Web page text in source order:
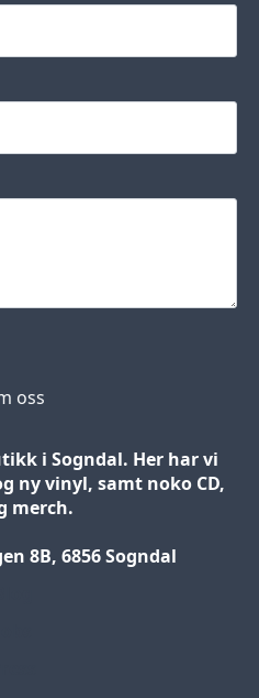
oss
i Sogndal. Her har vi
ny vinyl, samt noko CD,
merch.
8B, 6856 Sogndal